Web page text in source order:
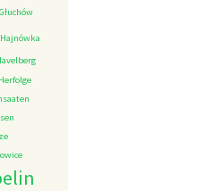
Głuchów
Hajnówka
Herfolge